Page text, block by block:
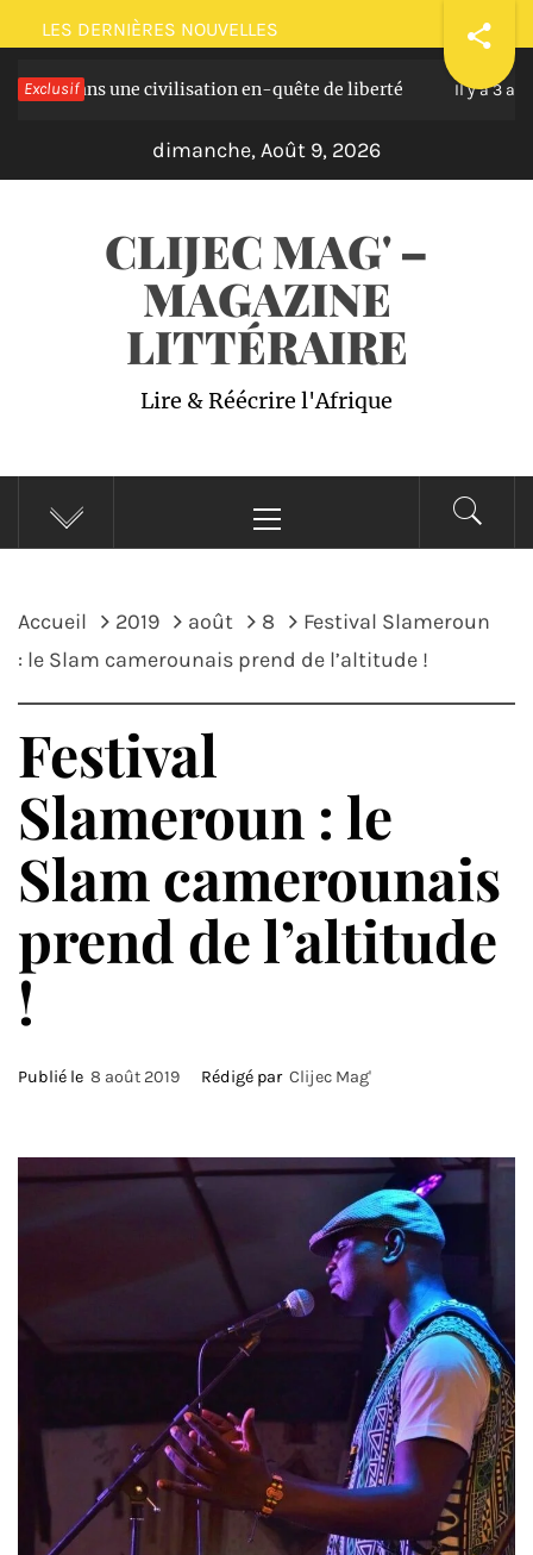
Passer
au
contenu
LES DERNIÈRES NOUVELLES
Exclusif
une civilisation en-quête de liberté Il y a 3 ans
dimanche, Août 9, 2026
CLIJEC MAG' –
MAGAZINE
LITTÉRAIRE
Lire & Réécrire l'Afrique
principal
Accueil 2019 août 8
Festival Slameroun
: le Slam camerounais prend de l’altitude !
Festival
Slameroun : le
Slam camerounais
prend de l’altitude
!
Publié le 8 août 2019 Rédigé par Clijec Mag'